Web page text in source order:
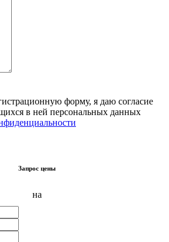
форму, я даю согласие
в ней персональных данных
Запрос цены
на